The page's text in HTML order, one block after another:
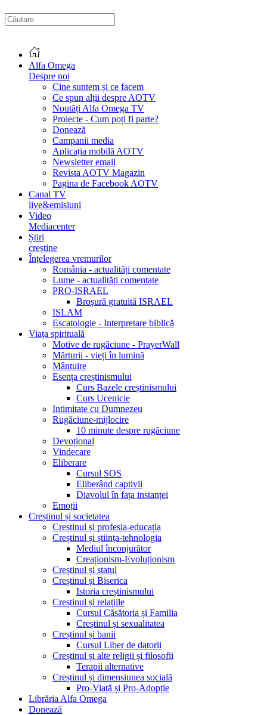
Alfa Omega
Despre noi
Cine suntem și ce facem
Ce spun alții despre AOTV
Noutăți Alfa Omega TV
Proiecte - Cum poți fi parte?
Donează
Campanii media
Aplicația mobilă AOTV
Newsletter email
Revista AOTV Magazin
Pagina de Facebook AOTV
Canal TV
live&emisiuni
Video
Mediacenter
Știri
creștine
Înțelegerea vremurilor
România - actualități comentate
Lume - actualități comentate
PRO-ISRAEL
Broșură gratuită ISRAEL
ISLAM
Escatologie - Interpretare biblică
Viața spirituală
Motive de rugăciune - PrayerWall
Mărturii - vieți în lumină
Mântuire
Esența creștinismului
Curs Bazele creștinismului
Curs Ucenicie
Intimitate cu Dumnezeu
Rugăciune-mijlocire
10 minute despre rugăciune
Devoțional
Vindecare
Eliberare
Cursul SOS
Eliberând captivii
Diavolul în fața instanței
Emoții
Creștinul și societatea
Creștinul și profesia-educația
Creștinul și știința-tehnologia
Mediul înconjurător
Creaționism-Evoluționism
Creștinul și statul
Creștinul și Biserica
Istoria creștinismului
Creștinul și relațiile
Cursul Căsătoria și Familia
Creștinul și sexualitatea
Creștinul și banii
Cursul Liber de datorii
Creștinul și alte religii și filosofii
Terapii alternative
Creștinul și dimensiunea socială
Pro-Viață și Pro-Adopție
Librăria Alfa Omega
Donează